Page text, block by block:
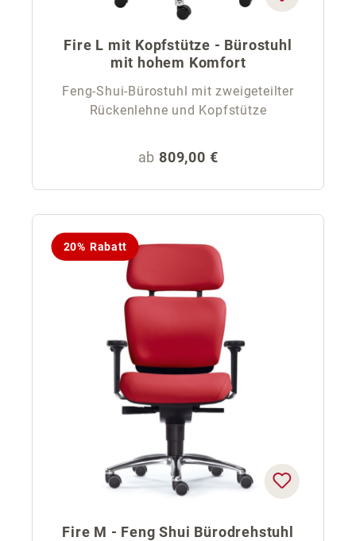
Fire L mit Kopfstütze - Bürostuhl
mit hohem Komfort
Feng-Shui-Bürostuhl mit zweigeteilter
Rückenlehne und Kopfstütze
Regulärer Preis:
ab 809,00 €
20% Rabatt
Fire M - Feng Shui Bürodrehstuhl